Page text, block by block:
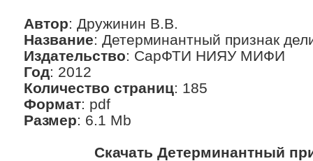
Автор: Дружинин В.В.
Название: Детерминантный признак
Издательство: СарФТИ НИЯУ МИФИ
Год: 2012
Количество страниц: 185
Формат: pdf
Размер: 6.1 Mb
Скачать Детерминантный